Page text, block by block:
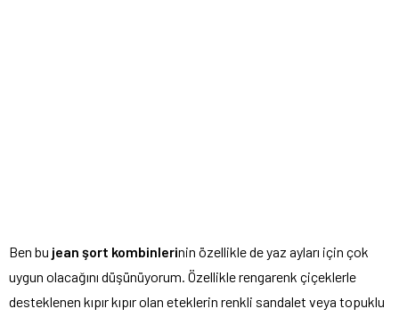
Ben bu jean şort kombinlerinin özellikle de yaz ayları için çok
uygun olacağını düşünüyorum. Özellikle rengarenk çiçeklerle
desteklenen kıpır kıpır olan eteklerin renkli sandalet veya topuklu